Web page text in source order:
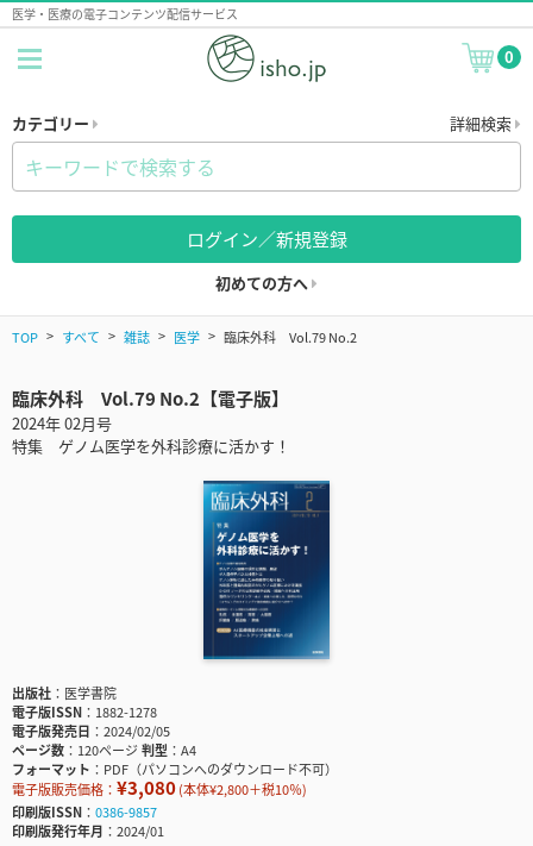
医学・医療の電子コンテンツ配信サービス
0
カテゴリー 詳細検索
ログイン／新規登録
初めての方へ
TOP すべて 雑誌 医学 臨床外科 Vol.79 No.2
臨床外科 Vol.79 No.2【電子版】
2024年 02月号
特集 ゲノム医学を外科診療に活かす！
出版社
医学書院
電子版ISSN
1882-1278
電子版発売日
2024/02/05
ページ数
120ページ判型
A4
フォーマット
PDF（パソコンへのダウンロード不可）
電子版販売価格： ¥3,080(本体¥2,800＋税10％)
印刷版ISSN
0386-9857
印刷版発行年月
2024/01